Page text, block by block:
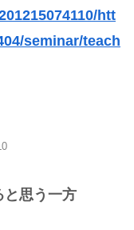
htt
seminar/teach
と思う一方